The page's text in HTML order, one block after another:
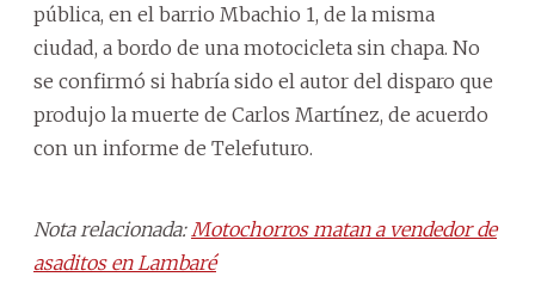
pública, en el barrio Mbachio 1, de la misma
ciudad, a bordo de una motocicleta sin chapa. No
se confirmó si habría sido el autor del disparo que
produjo la muerte de Carlos Martínez, de acuerdo
con un informe de Telefuturo.
Nota relacionada: Motochorros matan a vendedor de
asaditos en Lambaré